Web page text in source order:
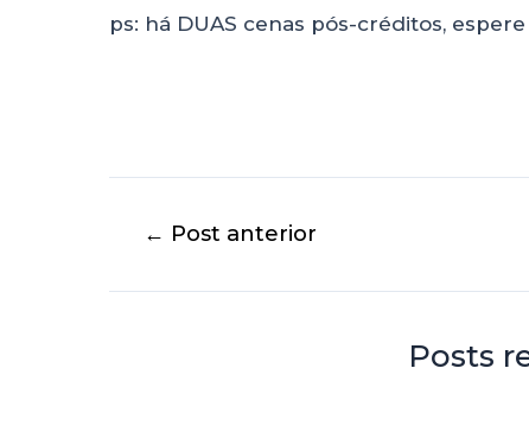
ps: há DUAS cenas pós-créditos,
← Post anterior
Posts